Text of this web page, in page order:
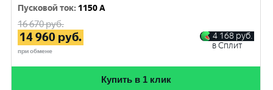
Пусковой ток: 1150 A
16 670руб.
14 960 руб.
при обмене
4 168 руб.
в Сплит
Купить в 1 клик